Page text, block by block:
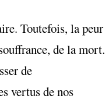
Toutefois, la peur
de la mort.
de
vertus de nos